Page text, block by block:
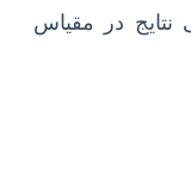
نتایج در مقیاس